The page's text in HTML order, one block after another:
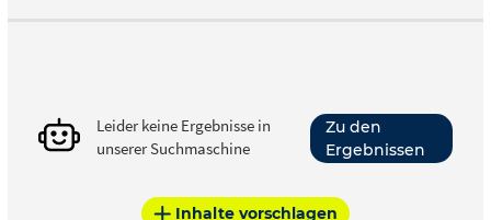
Leider keine Ergebnisse in
unserer Suchmaschine
Zu den
Ergebnissen
Inhalte vorschlagen